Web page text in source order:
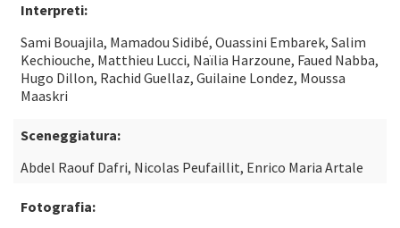
Interpreti:
Sami Bouajila, Mamadou Sidibé, Ouassini Embarek, Salim
Kechiouche, Matthieu Lucci, Naïlia Harzoune, Faued Nabba,
Hugo Dillon, Rachid Guellaz, Guilaine Londez, Moussa
Maaskri
Sceneggiatura:
Abdel Raouf Dafri, Nicolas Peufaillit, Enrico Maria Artale
Fotografia: